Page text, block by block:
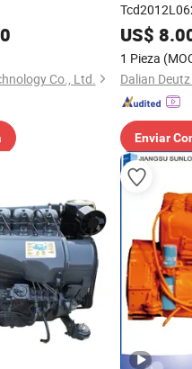
Co., Ltd.
mayor
US$
1 Pieza
Enviar